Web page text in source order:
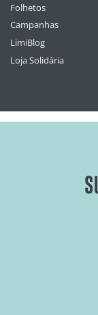
Folhetos
Campanhas
LimiBlog
Loja Solidária